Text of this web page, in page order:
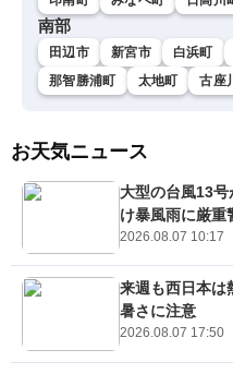
南部
田辺市 新宮市 白浜町
那智勝浦町
太地町 古座
お天気ニュース
大型の台風13
け暴風雨に厳重
2026.08.07 10:17
来週も西日本
暑さに注意
2026.08.07 17:50